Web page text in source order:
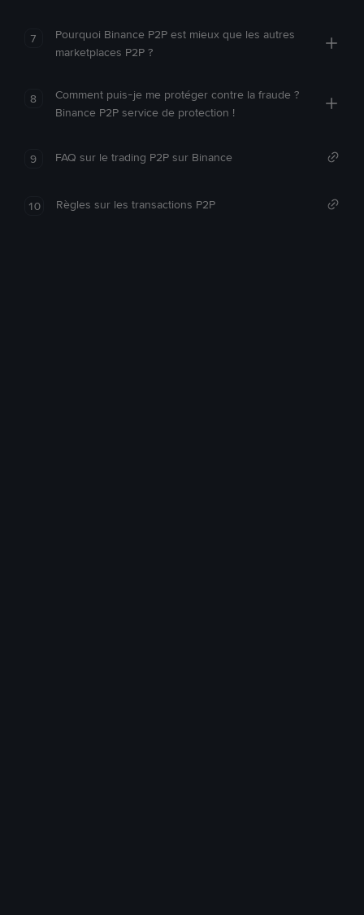
7
Pourquoi Binance P2P est mieux que les autres
marketplaces P2P ?
8
Comment puis-je me protéger contre la fraude ?
Binance P2P service de protection !
9 FAQ sur le trading P2P sur Binance
10 Règles sur les transactions P2P